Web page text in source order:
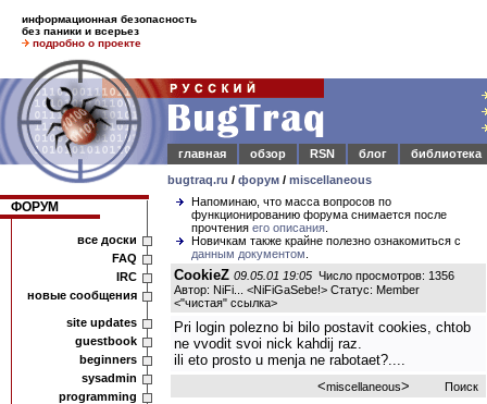
информационная безопасность
без паники и всерьез
подробно о проекте
главная обзор RSN блог
библиотека
bugtraq.ru / форум / miscellaneous
ФОРУМ
все доски
FAQ
IRC
новые сообщения
site updates
guestbook
beginners
sysadmin
programming
Напоминаю, что масса вопросов по
функционированию форума снимается после
прочтения его описания
Новичкам также крайне полезно ознакомиться с
данным документом
CookieZ 09.05.01 19:05 Число просмотров: 1356
Автор: NiFi... <NiFiGaSebe!> Статус: Member
<"чистая" ссылка>
Pri login polezno bi bilo postavit cookies, chtob
ne vvodit svoi nick kahdij raz.
ili eto prosto u menja ne rabotaet?....
<miscellaneous> Поиск